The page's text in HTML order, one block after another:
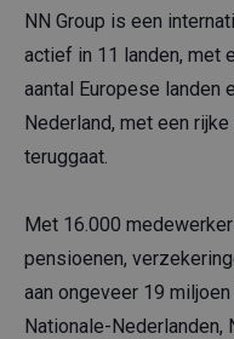
NN Group is een
actief in 11 landen, met
aantal Europese landen
Nederland, met een
teruggaat.
Met 16.000
pensioenen,
aan ongeveer 19
Nationale-Nederlanden,